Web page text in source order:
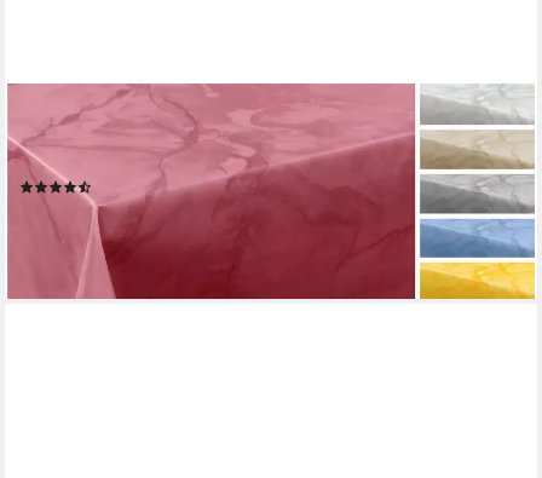
BEAUTEX
Tischdecke Wachstuchtischdecke Marmoroptik abwaschbar
fleckenabweisend edel (1-tlg)
ab 12,99 €
lieferbar - in 2-3 Werktagen bei dir